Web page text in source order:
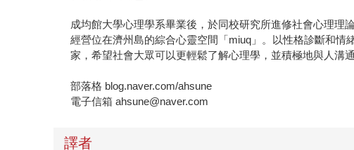
成均館大學心理學系畢業後，於同校研究所進修社會心理
經營位在濟州島的綜合心靈空間「miuq」。以性格診斷和
家，希望社會大眾可以更輕鬆了解心理學，並積極地與人溝通
部落格 blog.naver.com/ahsune
電子信箱 ahsune@naver.com
譯者